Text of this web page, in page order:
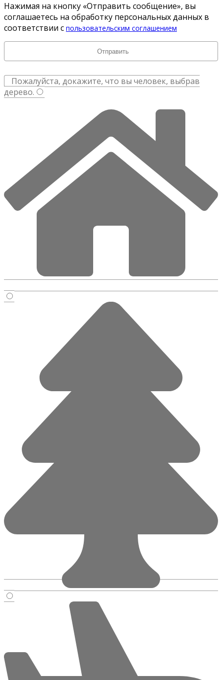
Нажимая на кнопку «Отправить сообщение», вы
соглашаетесь на обработку персональных данных в
соответствии с пользовательским соглашением
Пожалуйста, докажите, что вы человек, выбрав
дерево.